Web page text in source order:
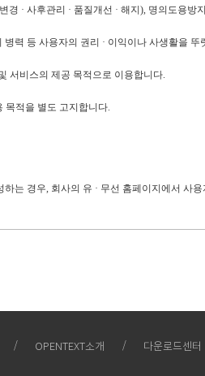
경 · 사후관리 · 품질개선 · 해지 ), 명의도용방지
병력 등 사용자의 권리 · 이익이나 사생활을
서비스의 제공 목적으로 이용합니다.
목적을 별도 고지합니다.
하는 경우, 회사의 유 · 무선 홈페이지에서 사
OPENTEXT소개 다운로드센터